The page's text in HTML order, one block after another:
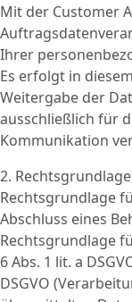
Mit der Customer
Ihrer
Es erfolgt in
Weitergabe der
ausschließlich für
Kommunikation
2.
Rechtsgrundlage
Abschluss eines
Rechtsgrundlage
6 Abs. 1 lit. a
DSGVO